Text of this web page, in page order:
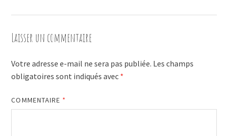
Laisser un commentaire
Votre adresse e-mail ne sera pas publiée. Les champs
obligatoires sont indiqués avec *
COMMENTAIRE *